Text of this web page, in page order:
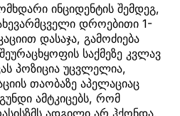
ინციდენტის შემდეგ,
დროებითი 1-
დასაჯა, გამოძიება
საქმეზე კვლავ
პოზიცია უცვლელია,
თაობაზე აპელაციაც
ამტკიცებს, რომ
ადგილი არ ჰქონდა.